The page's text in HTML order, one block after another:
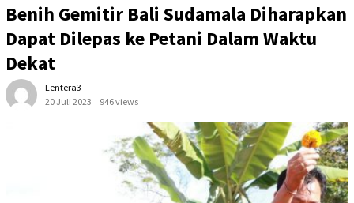
Benih Gemitir Bali Sudamala Diharapkan
Dapat Dilepas ke Petani Dalam Waktu
Dekat
Lentera3
20 Juli 2023
946 views